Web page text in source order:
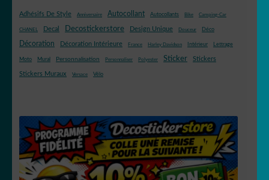
Adhésifs De Style Anniversaire Autocollant Autocollants Bike Camping-Car
CHANEL Decal Decostickerstore Design Unique Douceur Déco
Décoration Décoration Intérieure France Harley Davidson Intérieur Lettrage
Moto Mural Personnalisation Personnaliser Polyester Sticker Stickers
Stickers Muraux Versace Vélo